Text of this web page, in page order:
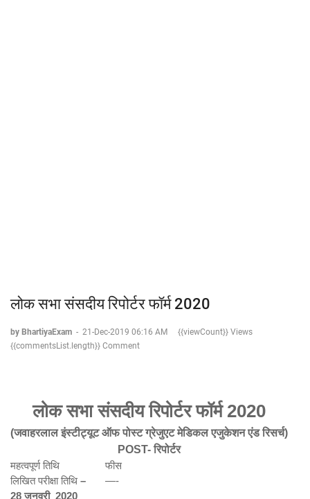
लोक सभा संसदीय रिपोर्टर फॉर्म 2020
by BhartiyaExam - 21-Dec-2019 06:16 AM
{{viewCount}} Views
{{commentsList.length}} Comment
लोक सभा संसदीय रिपोर्टर फॉर्म 2020
(जवाहरलाल इंस्टीट्यूट ऑफ पोस्ट ग्रेजुएट मेडिकल एजुकेशन एंड रिसर्च)
POST- रिपोर्टर
महत्वपूर्ण तिथि
लिखित परीक्षा तिथि –
28 जनवरी 2020
फीस
—-